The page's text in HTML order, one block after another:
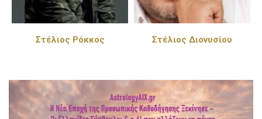
Στέλιος Διονυσίου Πέγκυ Ζήνα